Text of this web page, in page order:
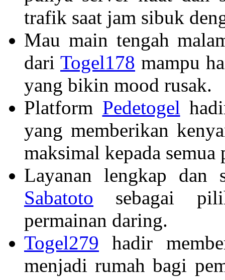
trafik saat jam sibuk
Mau main tengah
dari Togel178 mampu
yang bikin mood rusak.
Platform Pedetogel
yang memberikan
maksimal kepada
Layanan lengkap dan
Sabatoto sebagai
permainan daring.
Togel279 hadir
menjadi rumah bagi